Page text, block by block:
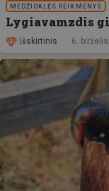
MEDŽIOKLĖS REIKMENYS
Lygiavamzdis
Išskirtinis 6.